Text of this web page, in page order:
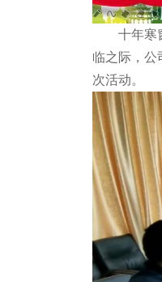
十年寒
临之际，公
次活动。